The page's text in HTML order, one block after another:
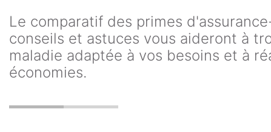
Le comparatif des primes
conseils et astuces vous aideront à
maladie adaptée à vos besoins et à
économies.